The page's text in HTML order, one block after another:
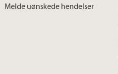
Melde uønskede hendelser